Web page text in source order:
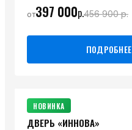
от397 000р.456 900р.
ПОДРОБНЕЕ
НОВИНКА
ДВЕРЬ «ИННОВА»